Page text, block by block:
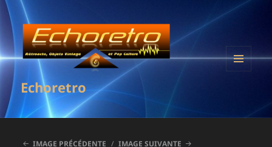
Echoretro
IMAGE PRÉCÉDENTE IMAGE SUIVANTE